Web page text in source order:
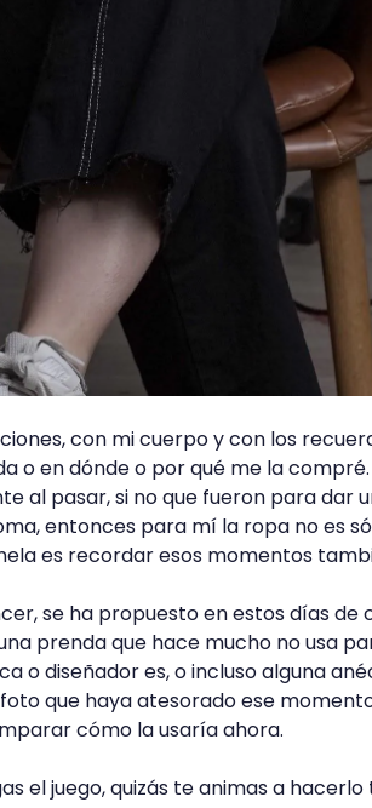
con mi cuerpo y con los
o en dónde o por qué me la
al pasar, si no que fueron para dar
entonces para mí la ropa no es
es recordar esos momentos
se ha propuesto en estos días de
prenda que hace mucho no usa
o diseñador es, o incluso alguna
que haya atesorado ese
cómo la usaría ahora.
el juego, quizás te animas a